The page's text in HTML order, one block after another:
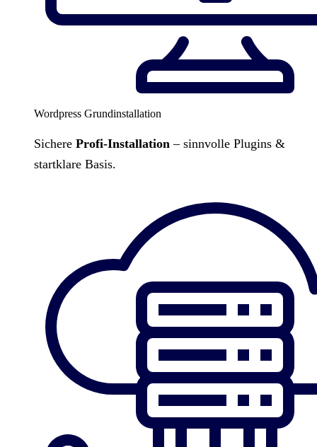
Wordpress Grundinstallation
Sichere Profi-Installation – sinnvolle Plugins &
startklare Basis.